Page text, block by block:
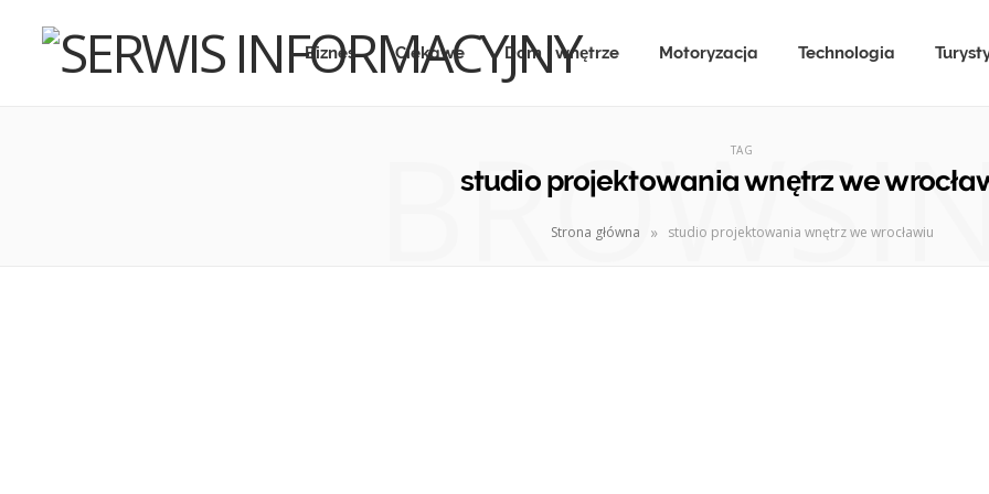
Biznes Ciekawe Dom i wnętrze Motoryzacja Technologia
TAG
studio projektowania wnętrz we
Strona główna » studio projektowania wnętrz we wrocławiu